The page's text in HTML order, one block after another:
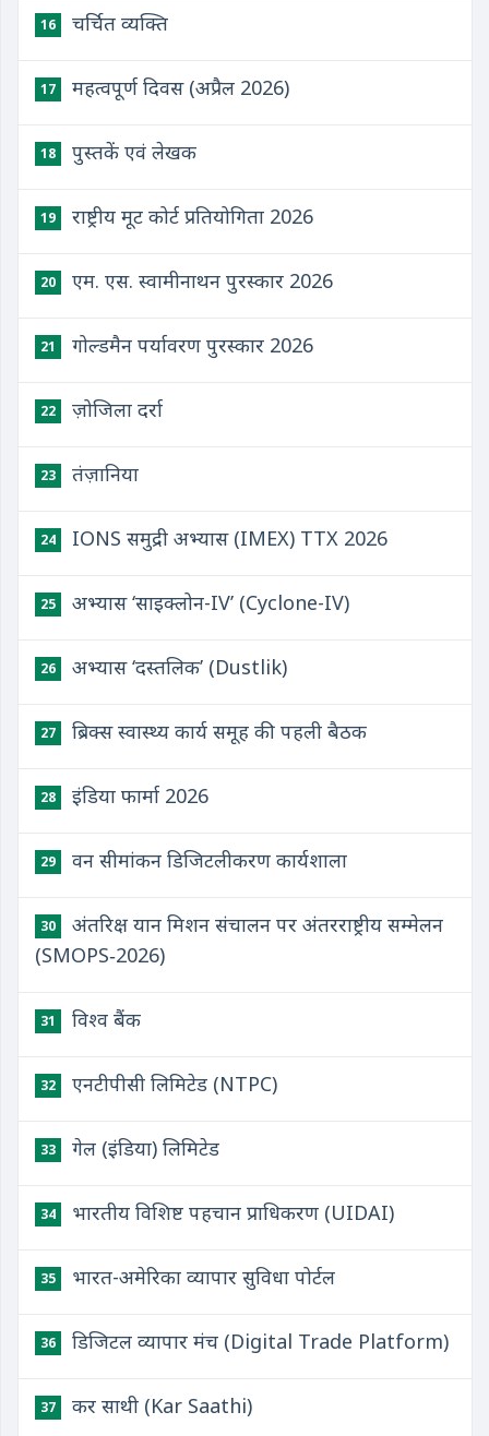
16 चर्चित व्यक्ति
17 महत्वपूर्ण दिवस (अप्रैल 2026)
18 पुस्तकें एवं लेखक
19 राष्ट्रीय मूट कोर्ट प्रतियोगिता 2026
20 एम. एस. स्वामीनाथन पुरस्कार 2026
21 गोल्डमैन पर्यावरण पुरस्कार 2026
22 ज़ोजिला दर्रा
23 तंज़ानिया
24 IONS समुद्री अभ्यास (IMEX) TTX 2026
25 अभ्यास ‘साइक्लोन-IV’ (Cyclone-IV)
26 अभ्यास ‘दस्तलिक’ (Dustlik)
27 ब्रिक्स स्वास्थ्य कार्य समूह की पहली बैठक
28 इंडिया फार्मा 2026
29 वन सीमांकन डिजिटलीकरण कार्यशाला
30
अंतरिक्ष यान मिशन संचालन पर अंतरराष्ट्रीय सम्मेलन
(SMOPS‑2026)
31 विश्व बैंक
32 एनटीपीसी लिमिटेड (NTPC)
33 गेल (इंडिया) लिमिटेड
34 भारतीय विशिष्ट पहचान प्राधिकरण (UIDAI)
35 भारत-अमेरिका व्यापार सुविधा पोर्टल
36 डिजिटल व्यापार मंच (Digital Trade Platform)
37 कर साथी (Kar Saathi)